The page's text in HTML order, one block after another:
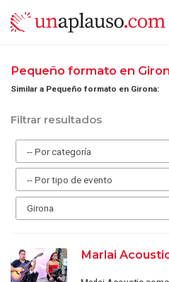
Pequeño formato en
Similar a Pequeño formato en Girona:
Filtrar resultados
Marlai